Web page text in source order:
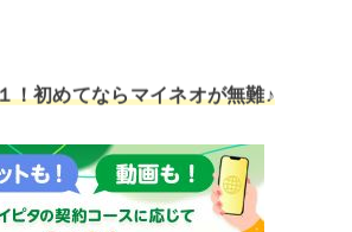
！初めてならマイネオが無難♪